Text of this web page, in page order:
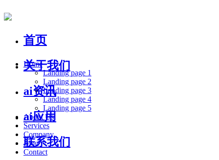
首页
关于我们
ai资讯
ai应用
联系我们
Home
Landing page 1
Landing page 2
Landing page 3
Landing page 4
Landing page 5
About Us
Services
Company
Blog
Contact